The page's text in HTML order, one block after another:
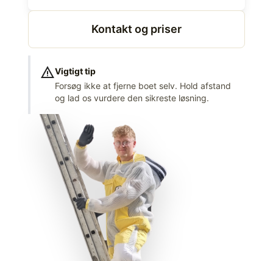
Kontakt og priser
warningVigtigt tip
Forsøg ikke at fjerne boet selv. Hold afstand
og lad os vurdere den sikreste løsning.